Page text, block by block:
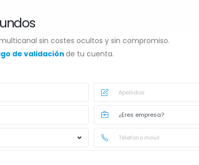
sin costes ocultos y sin compromiso.
de validación de tu cuenta.